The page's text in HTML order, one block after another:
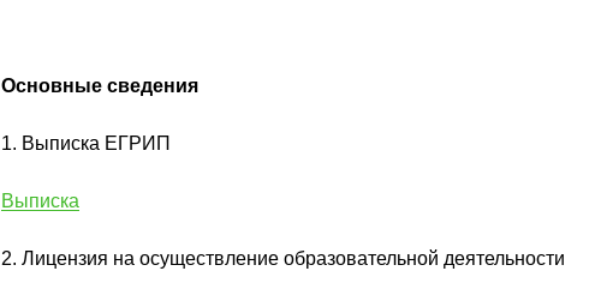
Основные сведения
1. Выписка ЕГРИП
Выписка
2. Лицензия на осуществление образовательной деятельности